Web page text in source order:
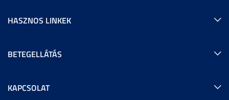
HASZNOS LINKEK
BETEGELLÁTÁS
KAPCSOLAT